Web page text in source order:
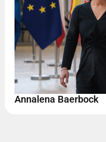
Annalena Baerbock